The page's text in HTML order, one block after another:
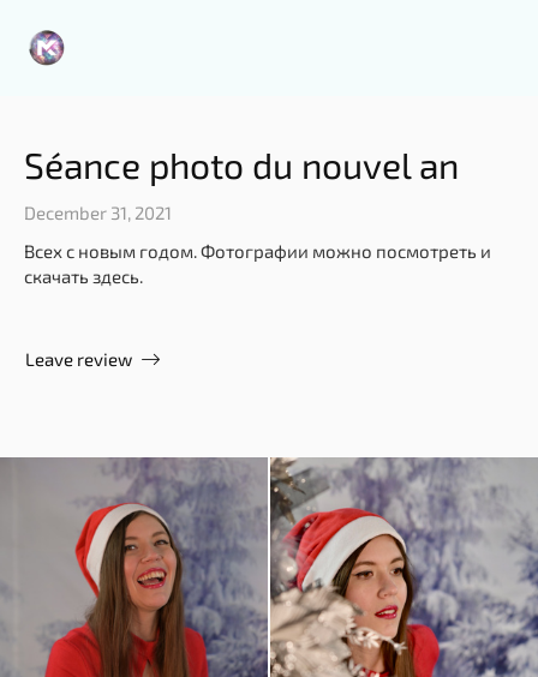
Séance photo du nouvel an
December 31, 2021
Всех с новым годом. Фотографии можно посмотреть и
скачать здесь.
Leave review